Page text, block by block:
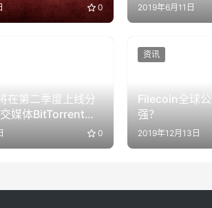
0 2019年6月11日
在第二季度上线分
媒体BitTorrent
0
Filecoin全球
强？
2019年12月13日
资讯